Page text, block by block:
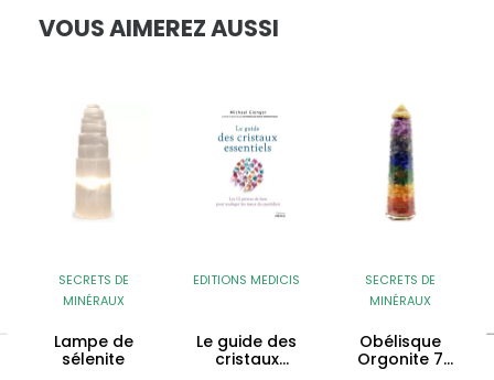
VOUS AIMEREZ AUSSI
SECRETS DE
MINÉRAUX
Lampe de
sélenite
EDITIONS MEDICIS
Le guide des
cristaux
SECRETS DE
MINÉRAUX
Obélisque
Orgonite 7